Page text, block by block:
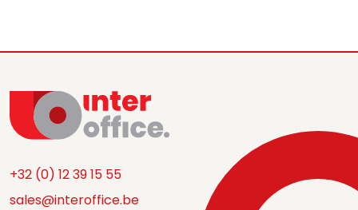
+32 (0) 12 39 15 55
sales@interoffice.be